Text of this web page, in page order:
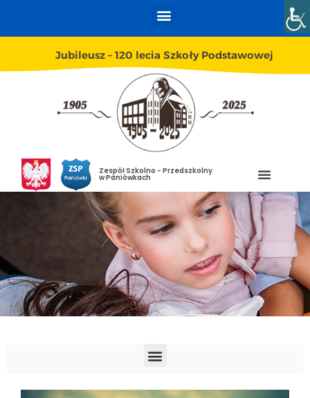
Jubileusz – 120 lecia Szkoły Podstawowej
Zespół Szkolno - Przedszkolny
w Paniówkach